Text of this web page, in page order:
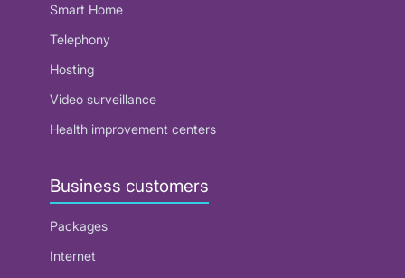
Smart Home
Telephony
Hosting
Video surveillance
Health improvement centers
Business customers
Packages
Internet